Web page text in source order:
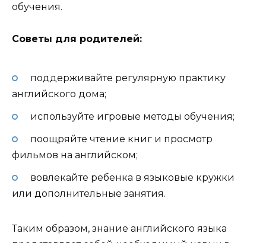
обучения.
Советы для родителей:
поддерживайте регулярную практику
английского дома;
используйте игровые методы обучения;
поощряйте чтение книг и просмотр
фильмов на английском;
вовлекайте ребенка в языковые кружки
или дополнительные занятия.
Таким образом, знание английского языка